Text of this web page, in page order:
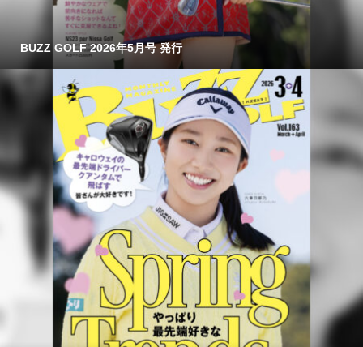
BUZZ GOLF 2026年5月号 発行